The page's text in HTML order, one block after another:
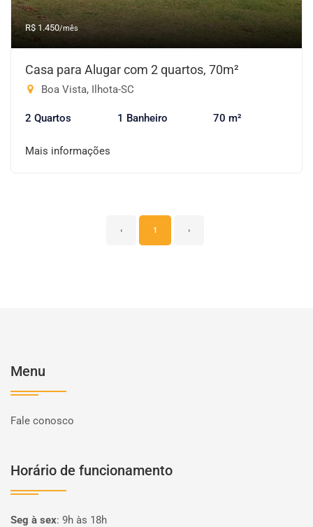
R$ 1.450/mês
Casa para Alugar com 2 quartos, 70m²
Boa Vista, Ilhota-SC
2 Quartos 1 Banheiro 70 m²
Mais informações
‹ 1 ›
Menu
Fale conosco
Horário de funcionamento
Seg à sex: 9h às 18h